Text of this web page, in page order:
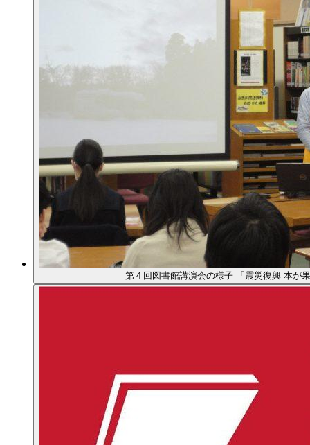
第４回図書館講演会の様子 「震災復興 本が